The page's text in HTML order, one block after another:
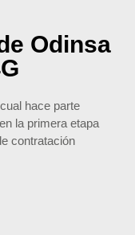
Odinsa
hace parte
la primera etapa
contratación